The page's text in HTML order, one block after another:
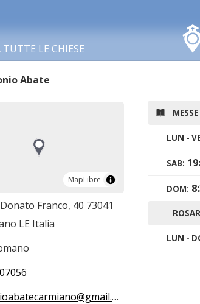
LE CHIESE
Abate
MapLibre
MapLibre
Franco, 40 73041
LE Italia
MESSE
LUN -
SAB:
DOM:
LUN -